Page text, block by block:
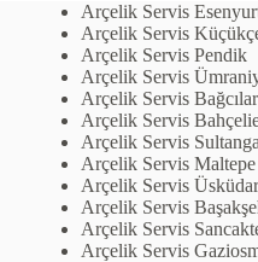
Arçelik Servis
Arçelik Servis
Arçelik Servis Pendik
Arçelik Servis
Arçelik Servis Bağcılar
Arçelik Servis
Arçelik Servis
Arçelik Servis Maltepe
Arçelik Servis Üsküdar
Arçelik Servis
Arçelik Servis
Arçelik Servis